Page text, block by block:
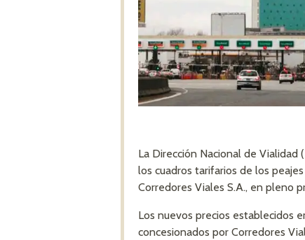
La Dirección Nacional de Vialidad
los cuadros tarifarios de los
Corredores Viales S.A., en pleno
Los nuevos precios establecidos
concesionados por Corredores